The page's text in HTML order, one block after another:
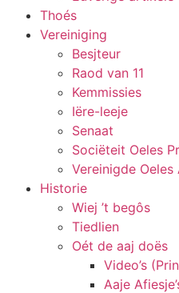
Thoés
Vereiniging
Besjteur
Raod van 11
Kemmissies
Iëre-leeje
Senaat
Sociëteit Oeles
Vereinigde Oeles
Historie
Wiej ’t begôs
Tiedlien
Oét de aaj doës
Video’s
Aaje